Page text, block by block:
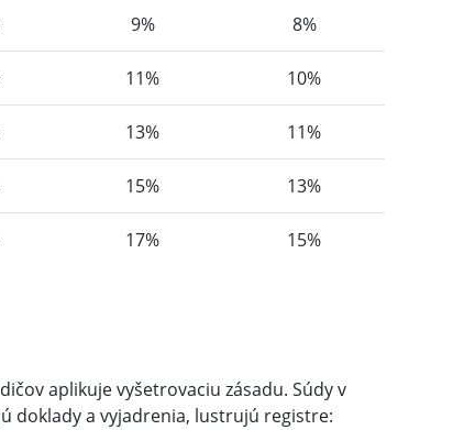
9% 8%
11% 10%
13% 11%
15% 13%
17% 15%
aplikuje vyšetrovaciu zásadu. Súdy v
doklady a vyjadrenia, lustrujú registre: